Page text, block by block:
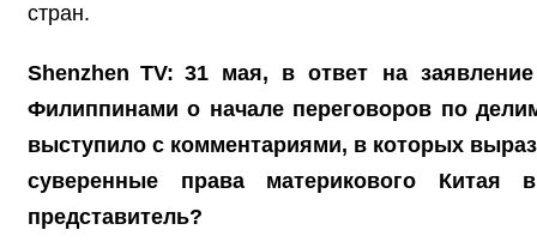
стран.
Shenzhen TV: 31 мая, в ответ на
Филиппинами о начале переговоров по
выступило с комментариями, в которых
суверенные права материкового Китая
представитель?